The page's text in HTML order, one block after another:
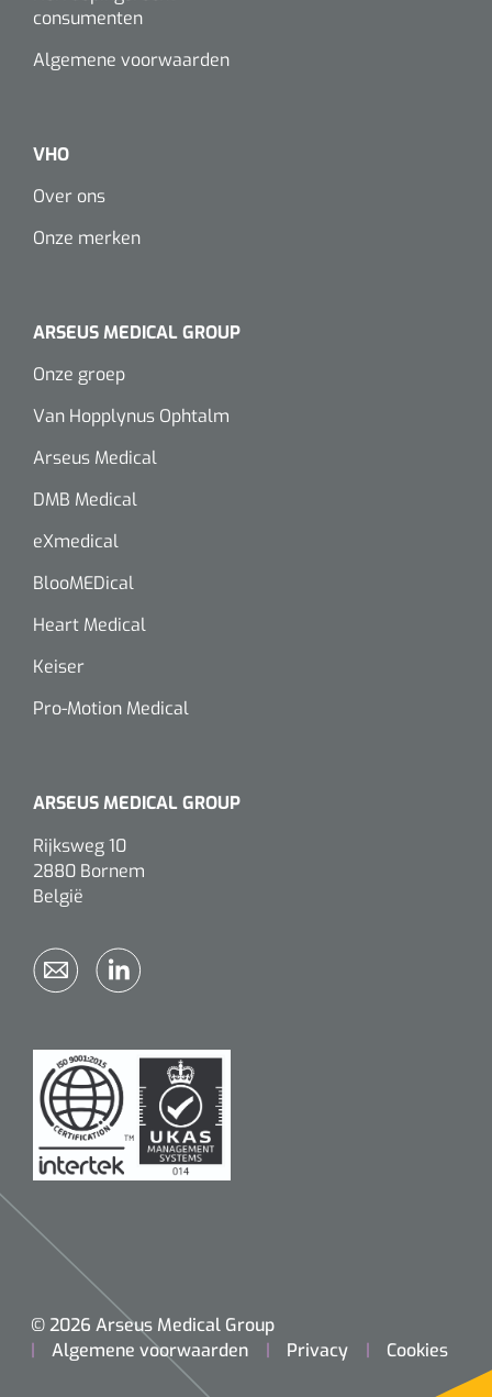
consumenten
Algemene voorwaarden
VHO
Over ons
Onze merken
ARSEUS MEDICAL GROUP
Onze groep
Van Hopplynus Ophtalm
Arseus Medical
DMB Medical
eXmedical
BlooMEDical
Heart Medical
Keiser
Pro-Motion Medical
ARSEUS MEDICAL GROUP
Rijksweg 10
2880 Bornem
België
© 2026 Arseus Medical Group
Algemene voorwaarden
Privacy Cookies